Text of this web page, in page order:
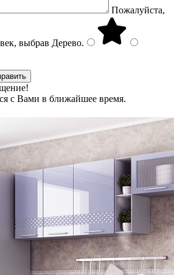
Пожалуйста,
выбрав Дерево.
с Вами в ближайшее время.